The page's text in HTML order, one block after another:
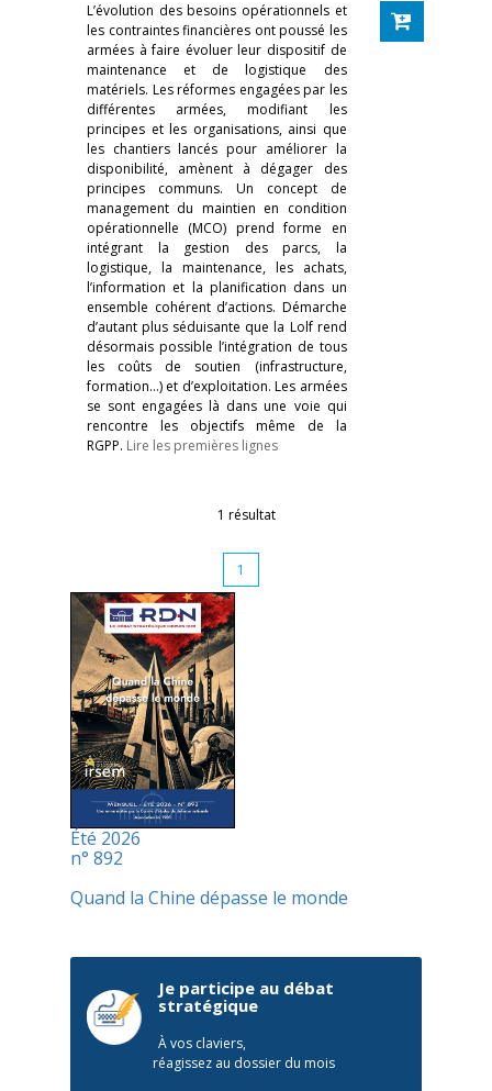
L’évolution des besoins opérationnels et
les contraintes financières ont poussé les
armées à faire évoluer leur dispositif de
maintenance et de logistique des
matériels. Les réformes engagées par les
différentes armées, modifiant les
principes et les organisations, ainsi que
les chantiers lancés pour améliorer la
disponibilité, amènent à dégager des
principes communs. Un concept de
management du maintien en condition
opérationnelle (MCO) prend forme en
intégrant la gestion des parcs, la
logistique, la maintenance, les achats,
l’information et la planification dans un
ensemble cohérent d’actions. Démarche
d’autant plus séduisante que la Lolf rend
désormais possible l’intégration de tous
les coûts de soutien (infrastructure,
formation…) et d’exploitation. Les armées
se sont engagées là dans une voie qui
rencontre les objectifs même de la
RGPP. Lire les premières lignes
1 résultat
1
Été 2026
n° 892
Quand la Chine dépasse le monde
Je participe au débat
stratégique
À vos claviers,
réagissez au dossier du mois